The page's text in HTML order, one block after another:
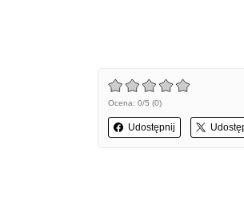
Ocena: 0/5 (0)
Udostępnij